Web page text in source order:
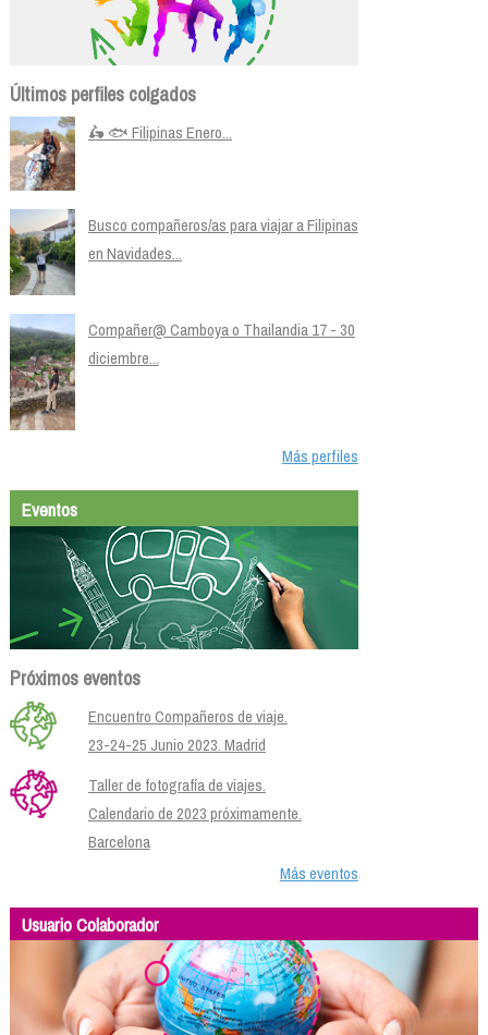
Últimos perfiles colgados
🛵 🐟 Filipinas Enero...
Busco compañeros/as para viajar a Filipinas
en Navidades...
Compañer@ Camboya o Thailandia 17 - 30
diciembre...
Más perfiles
Eventos
Próximos eventos
Encuentro Compañeros de viaje.
23-24-25 Junio 2023. Madrid
Taller de fotografía de viajes.
Calendario de 2023 próximamente.
Barcelona
Más eventos
Usuario Colaborador